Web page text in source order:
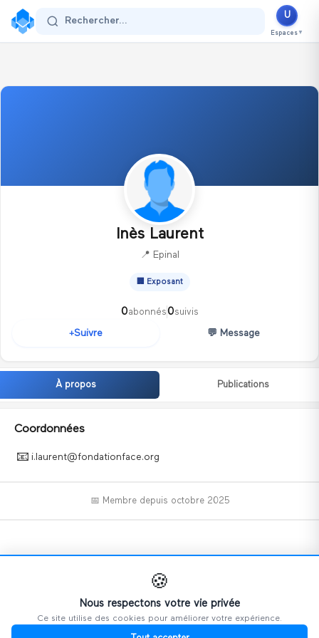
Se connecter
Rechercher...
U
Espaces ▼
Inès Laurent
📍 Epinal
Exposant
0abonnés0suivis
+Suivre 💬 Message
À propos Publications
Coordonnées
📧 i.laurent@fondationface.org
📅 Membre depuis octobre 2025
📝
Ce profil n'a pas encore ajouté d'informations.
🍪
Nous respectons votre vie privée
Ce site utilise des cookies pour améliorer votre expérience.